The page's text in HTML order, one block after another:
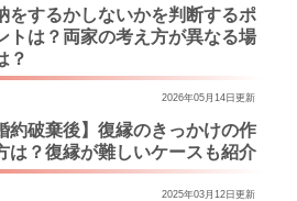
をするかしないかを判断するポ
トは？両家の考え方が異なる場
？
2026年05月14日更新
約破棄後】復縁のきっかけの作
は？復縁が難しいケースも紹介
2025年03月12日更新